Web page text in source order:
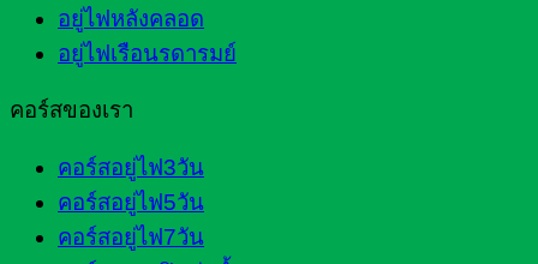
อยู่ไฟหลังคลอด
อยู่ไฟเรือนรดารมย์
คอร์สของเรา
คอร์สอยู่ไฟ3วัน
คอร์สอยู่ไฟ5วัน
คอร์สอยู่ไฟ7วัน